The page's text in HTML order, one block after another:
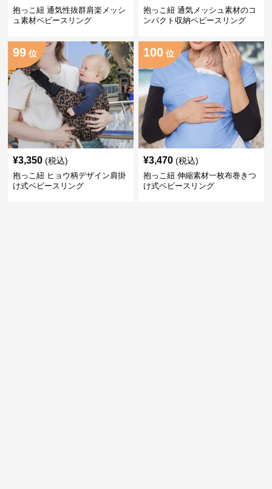
抱っこ紐 通気性抜群肩楽メッシ
ュ素材ベビースリング
抱っこ紐 通気メッシュ素材のコ
ンパクト収納ベビースリング
99 位
¥3,350 (税込)
抱っこ紐 ヒョウ柄デザイン肩掛
け式ベビースリング
100 位
¥3,470 (税込)
抱っこ紐 伸縮素材一枚布巻きつ
け式ベビースリング